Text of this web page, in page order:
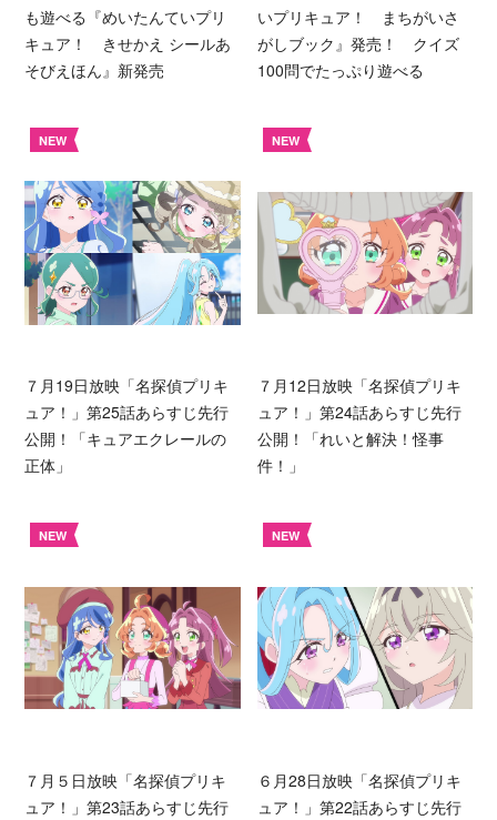
も遊べる『めいたんていプリ
キュア！ きせかえ シールあ
そびえほん』新発売
いプリキュア！ まちがいさ
がしブック』発売！ クイズ
100問でたっぷり遊べる
NEW
７月19日放映「名探偵プリキ
ュア！」第25話あらすじ先行
公開！「キュアエクレールの
正体」
NEW
７月12日放映「名探偵プリキ
ュア！」第24話あらすじ先行
公開！「れいと解決！怪事
件！」
NEW
７月５日放映「名探偵プリキ
ュア！」第23話あらすじ先行
NEW
６月28日放映「名探偵プリキ
ュア！」第22話あらすじ先行